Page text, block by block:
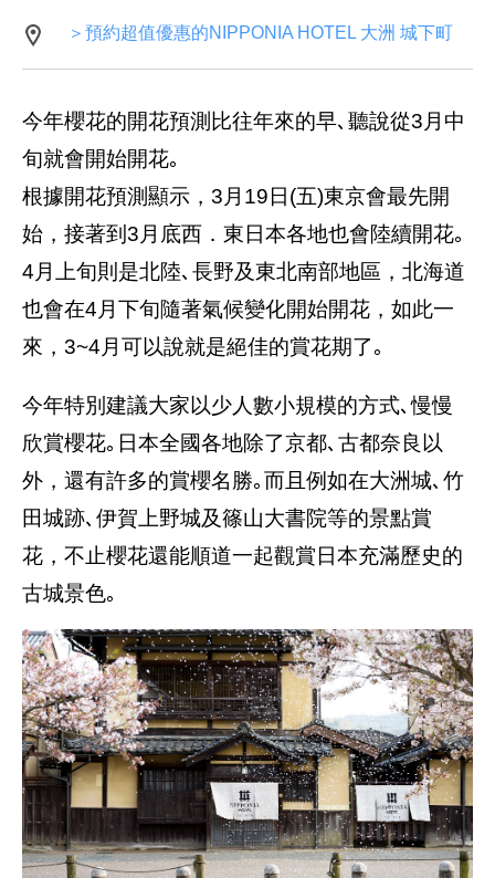
＞預約超值優惠的NIPPONIA HOTEL 大洲 城下町
今年櫻花的開花預測比往年來的早､聽說從3月中
旬就會開始開花｡
根據開花預測顯示，3月19日(五)東京會最先開
始，接著到3月底西．東日本各地也會陸續開花｡
4月上旬則是北陸､長野及東北南部地區，北海道
也會在4月下旬隨著氣候變化開始開花，如此一
來，3~4月可以說就是絕佳的賞花期了｡
今年特別建議大家以少人數小規模的方式､慢慢
欣賞櫻花｡日本全國各地除了京都､古都奈良以
外，還有許多的賞櫻名勝｡而且例如在大洲城､竹
田城跡､伊賀上野城及篠山大書院等的景點賞
花，不止櫻花還能順道一起觀賞日本充滿歷史的
古城景色｡